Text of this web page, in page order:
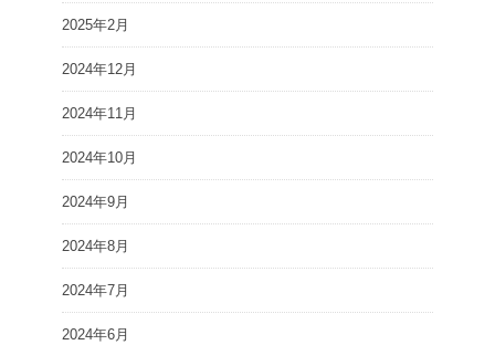
2025年2月
2024年12月
2024年11月
2024年10月
2024年9月
2024年8月
2024年7月
2024年6月